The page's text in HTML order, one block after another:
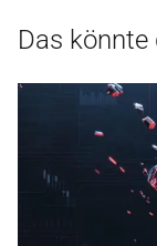
Das könnte